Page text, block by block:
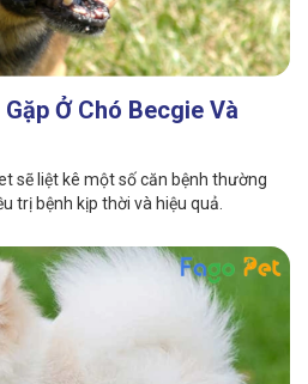
Ở Chó Becgie Và
sẽ liệt kê một số căn bệnh thường
trị bệnh kịp thời và hiệu quả.